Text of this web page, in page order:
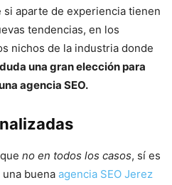
aparte de experiencia tienen
tendencias, en los
nichos de la industria donde
una gran elección para
agencia SEO.
no en todos los casos, sí es
buena agencia SEO Jerez